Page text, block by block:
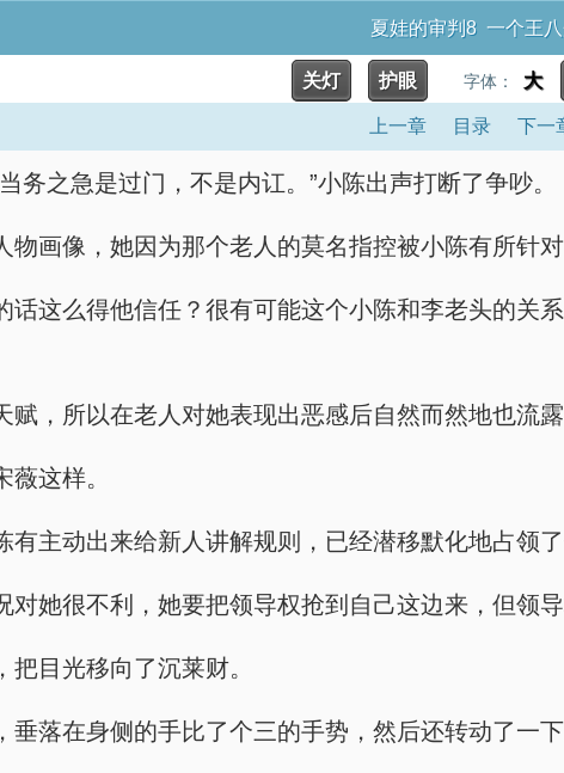
夏娃的审判8 一个王
关灯 护眼 字体： 大
上一章 目录 下一
务之急是过门，不是内讧。”小陈出声打断了争吵。
画像，她因为那个老人的莫名指控被小陈有所针
话这么得他信任？很有可能这个小陈和李老头的关
，所以在老人对她表现出恶感后自然而然地也流露
这样。
有主动出来给新人讲解规则，已经潜移默化地占领了
对她很不利，她要把领导权抢到自己这边来，但领
目光移向了沉莱财。
落在身侧的手比了个三的手势，然后还转动了一下